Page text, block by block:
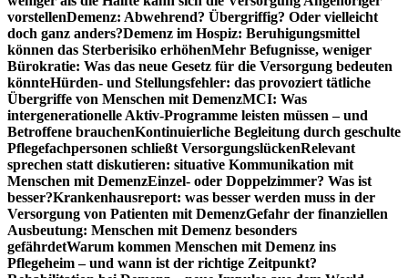
vorstellenDemenz: Abwehrend? Übergriffig? Oder vielleicht
doch ganz anders?Demenz im Hospiz: Beruhigungsmittel
können das Sterberisiko erhöhenMehr Befugnisse, weniger
Bürokratie: Was das neue Gesetz für die Versorgung bedeuten
könnteHürden- und Stellungsfehler: das provoziert tätliche
Übergriffe von Menschen mit DemenzMCI: Was
intergenerationelle Aktiv-Programme leisten müssen – und
Betroffene brauchenKontinuierliche Begleitung durch geschulte
Pflegefachpersonen schließt VersorgungslückenRelevant
sprechen statt diskutieren: situative Kommunikation mit
Menschen mit DemenzEinzel- oder Doppelzimmer? Was ist
besser?Krankenhausreport: was besser werden muss in der
Versorgung von Patienten mit DemenzGefahr der finanziellen
Ausbeutung: Menschen mit Demenz besonders
gefährdetWarum kommen Menschen mit Demenz ins
Pflegeheim – und wann ist der richtige Zeitpunkt?